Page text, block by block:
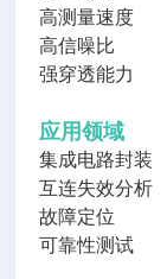
高测量速度
高信噪比
强穿透能力
应用领域
集成电路封装
互连失效分析
故障定位
可靠性测试